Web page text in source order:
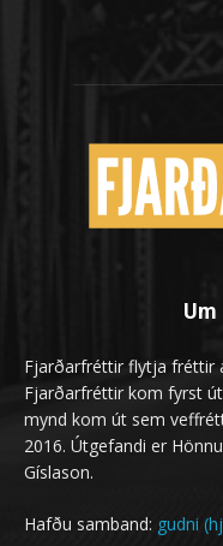
Fjarðarfréttir flytja fréttir
Fjarðarfréttir kom fyrst
mynd kom út sem
2016. Útgefandi er
Gíslason.
Hafðu samband: gudni